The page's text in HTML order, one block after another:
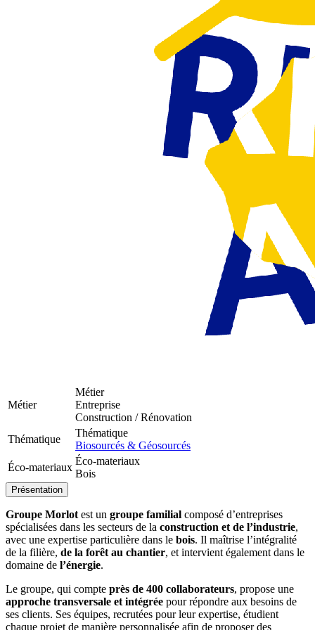
Métier
Métier
Entreprise
Construction / Rénovation
Thématique
Thématique
Biosourcés & Géosourcés
Éco-materiaux
Éco-materiaux
Bois
Présentation
Groupe Morlotest un groupe familial composé d’entreprises
spécialisées dans les secteurs de la construction et de l’industrie,
avec une expertise particulière dans le bois. Il maîtrise l’intégralité
de la filière, de la forêt au chantier, et intervient également dans le
domaine de l’énergie.
Le groupe, qui compte près de 400 collaborateurs, propose une
approche transversale et intégrée pour répondre aux besoins de
ses clients. Ses équipes, recrutées pour leur expertise, étudient
chaque projet de manière personnalisée afin de proposer des